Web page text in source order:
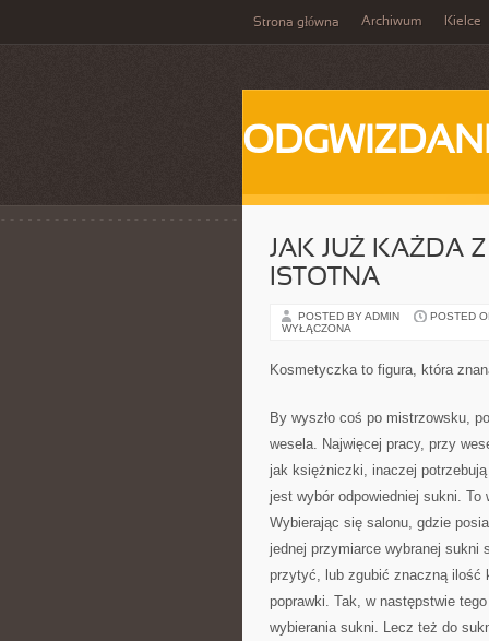
Strona główna Archiwum Kielce
JAK JUŻ KAŻDA
ISTOTNA
POSTED BY ADMIN POSTED
WYŁĄCZONA
Kosmetyczka to figura, która
By wyszło coś po mistrzowsku,
wesela. Najwięcej pracy, przy
jak księżniczki, inaczej
jest wybór odpowiedniej sukni. To
Wybierając się salonu, gdzie
jednej przymiarce wybranej
przytyć, lub zgubić znaczną ilość
poprawki. Tak, w następstwie
wybierania sukni. Lecz też do